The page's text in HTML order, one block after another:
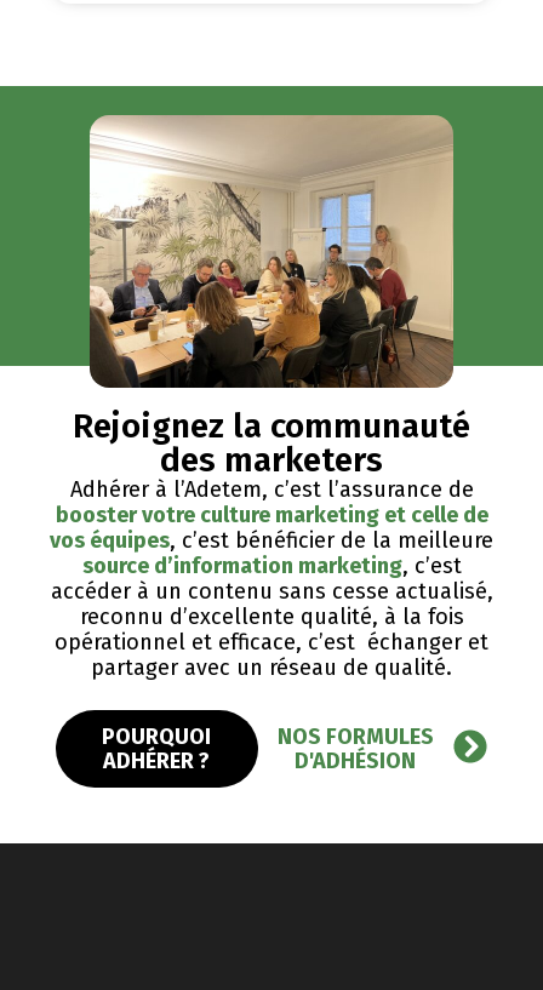
Rejoignez la communauté
des marketers
Adhérer à l’Adetem, c’est l’assurance de
booster votre culture marketing et celle de
vos équipes, c’est bénéficier de la meilleure
source d’information marketing, c’est
accéder à un contenu sans cesse actualisé,
reconnu d’excellente qualité, ​à la fois
opérationnel et efficace, c’est échanger et
partager avec un réseau de qualité.
POURQUOI
ADHÉRER ?
NOS FORMULES
D'ADHÉSION